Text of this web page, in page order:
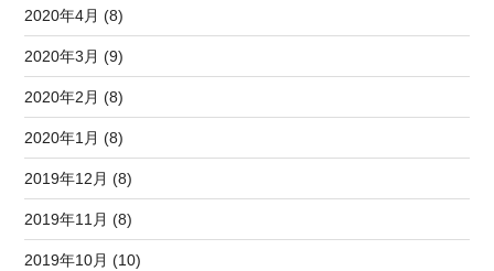
2020年4月 (8)
2020年3月 (9)
2020年2月 (8)
2020年1月 (8)
2019年12月 (8)
2019年11月 (8)
2019年10月 (10)